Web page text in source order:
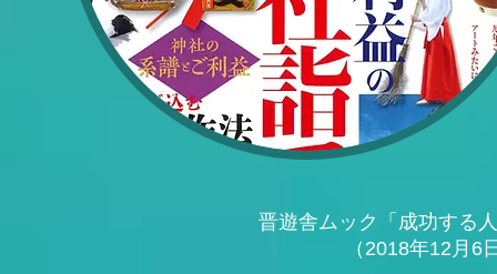
晋遊舎ムック「成功する
（2018年12月6